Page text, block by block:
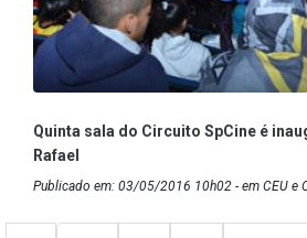
Quinta sala do Circuito SpCine é
Rafael
Publicado em: 03/05/2016 10h02 - em CEU e